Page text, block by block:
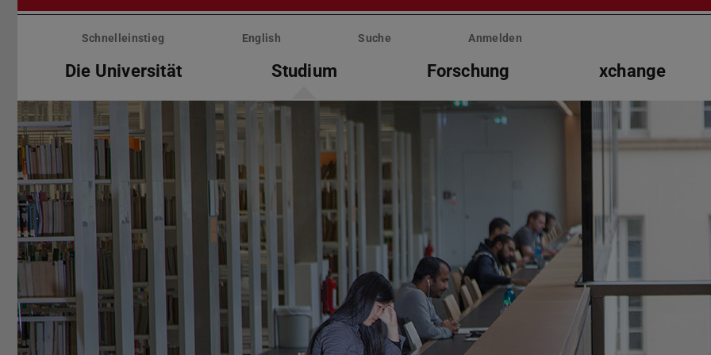
Menü
überspringenSchnelleinstieg English Suche Anmelden
Die Universität Studium Forschung xchange